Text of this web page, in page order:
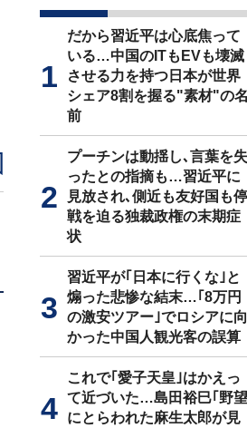
だから習近平は心底焦って
いる…中国のITもEVも壊滅
させる力を持つ日本が世界
シェア8割を握る"素材"の名
前
プーチンは動揺し､言葉を失
ったとの指摘も…習近平に
見放され､側近も友好国も停
戦を迫る独裁政権の末期症
状
習近平が｢日本に行くな｣と
煽った悲惨な結末…｢8万円
の激安ツアー｣でロシアに向
かった中国人観光客の誤算
これで｢愛子天皇｣はかえっ
て近づいた…島田裕巳｢野望
にとらわれた麻生太郎が見